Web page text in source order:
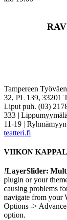
Tampereen
32, PL 139, 33201
Liput puh. (03)
333 |
11-19 |
teatteri.fi
VIIKON
!LayerSlider:
plugin or your
causing problems
navigate from your
Options ->
option.